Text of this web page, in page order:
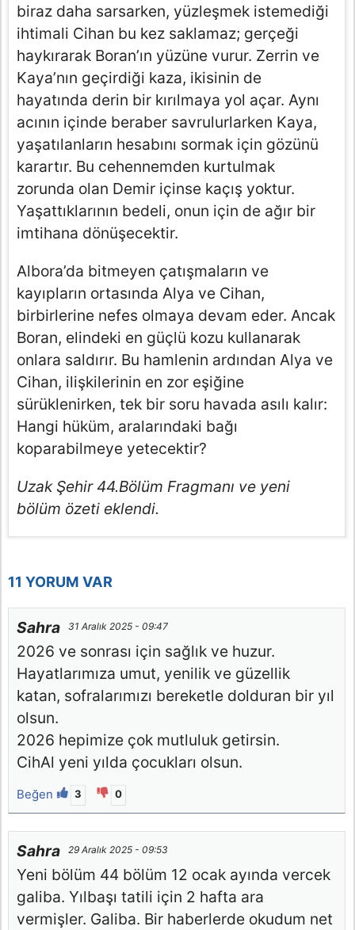
biraz daha sarsarken, yüzleşmek istemediği
ihtimali Cihan bu kez saklamaz; gerçeği
haykırarak Boran’ın yüzüne vurur. Zerrin ve
Kaya’nın geçirdiği kaza, ikisinin de
hayatında derin bir kırılmaya yol açar. Aynı
acının içinde beraber savrulurlarken Kaya,
yaşatılanların hesabını sormak için gözünü
karartır. Bu cehennemden kurtulmak
zorunda olan Demir içinse kaçış yoktur.
Yaşattıklarının bedeli, onun için de ağır bir
imtihana dönüşecektir.
Albora’da bitmeyen çatışmaların ve
kayıpların ortasında Alya ve Cihan,
birbirlerine nefes olmaya devam eder. Ancak
Boran, elindeki en güçlü kozu kullanarak
onlara saldırır. Bu hamlenin ardından Alya ve
Cihan, ilişkilerinin en zor eşiğine
sürüklenirken, tek bir soru havada asılı kalır:
Hangi hüküm, aralarındaki bağı
koparabilmeye yetecektir?
Uzak Şehir 44.Bölüm Fragmanı ve yeni
bölüm özeti eklendi.
11 YORUM VAR
Sahra 31 Aralık 2025 - 09:47
2026 ve sonrası için sağlık ve huzur.
Hayatlarımıza umut, yenilik ve güzellik
katan, sofralarımızı bereketle dolduran bir yıl
olsun.
2026 hepimize çok mutluluk getirsin.
CihAl yeni yılda çocukları olsun.
Beğen 3 0
Sahra 29 Aralık 2025 - 09:53
Yeni bölüm 44 bölüm 12 ocak ayında vercek
galiba. Yılbaşı tatili için 2 hafta ara
vermişler. Galiba. Bir haberlerde okudum net